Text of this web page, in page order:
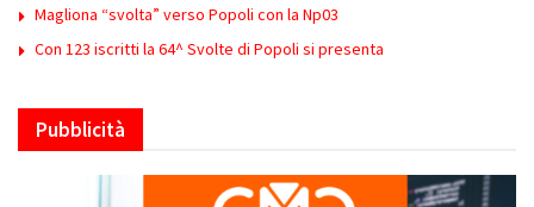
Magliona “svolta” verso Popoli con la Np03
Con 123 iscritti la 64^ Svolte di Popoli si presenta
Pubblicità